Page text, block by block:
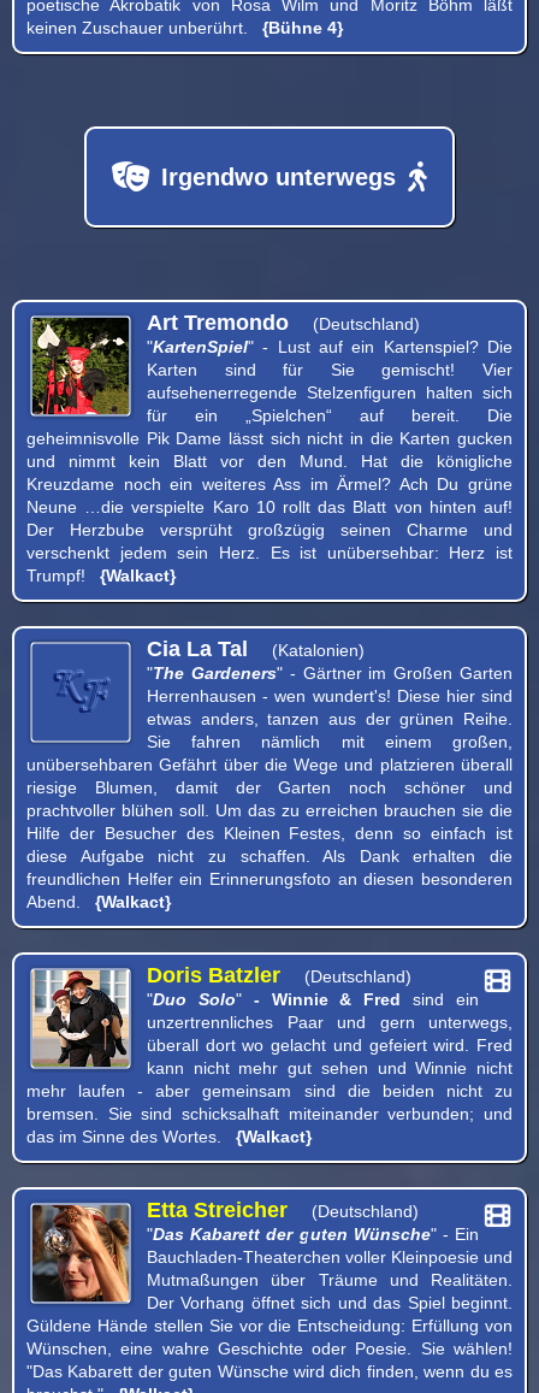
poetische Akrobatik von Rosa Wilm und Moritz Böhm läßt
keinen Zuschauer unberührt. {Bühne 4}
Irgendwo unterwegs
Art Tremondo
(Deutschland)
"KartenSpiel" - Lust auf ein Kartenspiel? Die
Karten sind für Sie gemischt! Vier
aufsehenerregende Stelzenfiguren halten sich
für ein „Spielchen“ auf bereit. Die
geheimnisvolle Pik Dame lässt sich nicht in die Karten gucken
und nimmt kein Blatt vor den Mund. Hat die königliche
Kreuzdame noch ein weiteres Ass im Ärmel? Ach Du grüne
Neune …die verspielte Karo 10 rollt das Blatt von hinten auf!
Der Herzbube versprüht großzügig seinen Charme und
verschenkt jedem sein Herz. Es ist unübersehbar: Herz ist
Trumpf! {Walkact}
Cia La Tal
(Katalonien)
"The Gardeners" - Gärtner im Großen Garten
Herrenhausen - wen wundert's! Diese hier sind
etwas anders, tanzen aus der grünen Reihe.
Sie fahren nämlich mit einem großen,
unübersehbaren Gefährt über die Wege und platzieren überall
riesige Blumen, damit der Garten noch schöner und
prachtvoller blühen soll. Um das zu erreichen brauchen sie die
Hilfe der Besucher des Kleinen Festes, denn so einfach ist
diese Aufgabe nicht zu schaffen. Als Dank erhalten die
freundlichen Helfer ein Erinnerungsfoto an diesen besonderen
Abend. {Walkact}
Doris Batzler
(Deutschland)
"Duo Solo" - Winnie & Fred sind ein
unzertrennliches Paar und gern unterwegs,
überall dort wo gelacht und gefeiert wird. Fred
kann nicht mehr gut sehen und Winnie nicht
mehr laufen - aber gemeinsam sind die beiden nicht zu
bremsen. Sie sind schicksalhaft miteinander verbunden; und
das im Sinne des Wortes. {Walkact}
Etta Streicher
(Deutschland)
"Das Kabarett der guten Wünsche" - Ein
Bauchladen-Theaterchen voller Kleinpoesie und
Mutmaßungen über Träume und Realitäten.
Der Vorhang öffnet sich und das Spiel beginnt.
Güldene Hände stellen Sie vor die Entscheidung: Erfüllung von
Wünschen, eine wahre Geschichte oder Poesie. Sie wählen!
"Das Kabarett der guten Wünsche wird dich finden, wenn du es